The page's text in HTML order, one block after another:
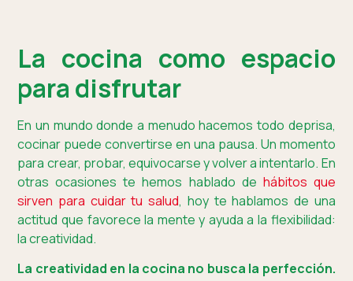
La cocina como espacio
para disfrutar
En un mundo donde a menudo hacemos todo deprisa,
cocinar puede convertirse en una pausa. Un momento
para crear, probar, equivocarse y volver a intentarlo. En
otras ocasiones te hemos hablado de hábitos que
sirven para cuidar tu salud, hoy te hablamos de una
actitud que favorece la mente y ayuda a la flexibilidad:
la creatividad.
La creatividad en la cocina no busca la perfección.